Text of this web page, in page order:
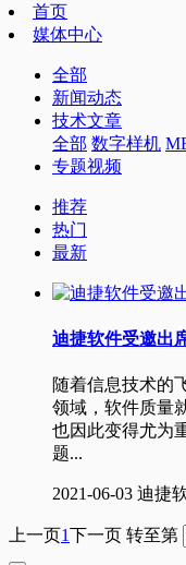
首页
媒体中心
全部
新闻动态
技术文章
全部 数字样机
专题视频
推荐
热门
最新
迪捷软件受邀出
随着信息技术的
领域，软件质量
也因此变得尤为
题...
2021-06-03 迪捷
上一页1下一页 转至第